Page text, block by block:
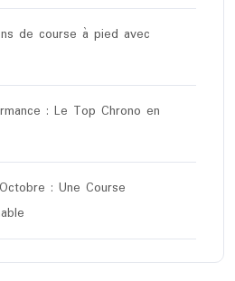
de course à pied avec
: Le Top Chrono en
: Une Course